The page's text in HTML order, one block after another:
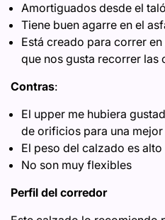
Amortiguados desde el
Tiene buen agarre en el
Está creado para correr
que nos gusta recorrer las
Contras:
El upper me hubiera
de orificios para una
El peso del calzado es alto
No son muy flexibles
Perfil del corredor